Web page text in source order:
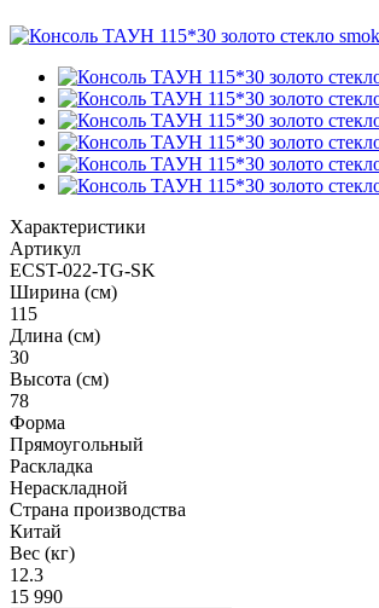
Характеристики
Артикул
ECST-022-TG-SK
Ширина (см)
115
Длина (см)
30
Высота (см)
78
Форма
Прямоугольный
Раскладка
Нераскладной
Страна производства
Китай
Вес (кг)
12.3
15 990